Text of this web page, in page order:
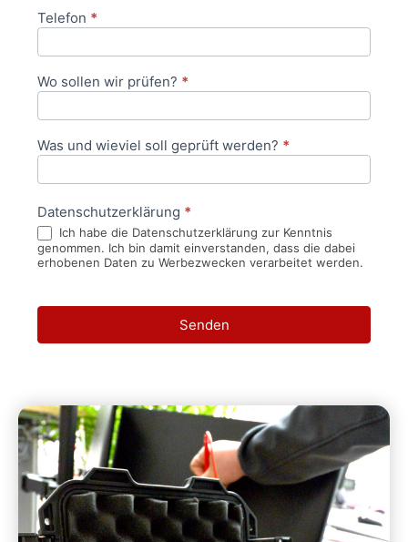
Telefon *
Wo sollen wir prüfen? *
Was und wieviel soll geprüft werden? *
Datenschutzerklärung *
Ich habe die Datenschutzerklärung zur Kenntnis
genommen. Ich bin damit einverstanden, dass die dabei
erhobenen Daten zu Werbezwecken verarbeitet werden.
Senden